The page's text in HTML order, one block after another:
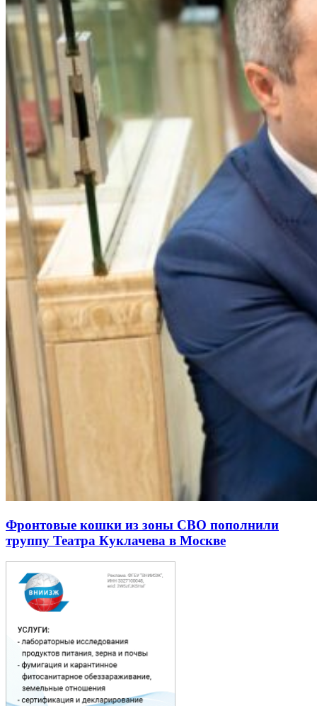
Фронтовые кошки из зоны СВО пополнили
труппу Театра Куклачева в Москве